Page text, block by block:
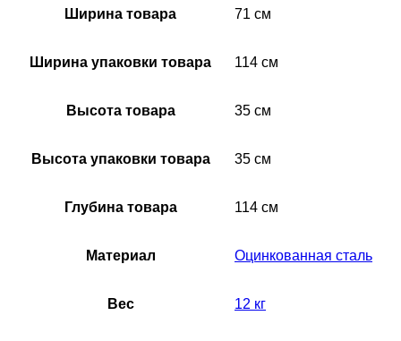
Ширина товара 71 см
Ширина упаковки товара 114 см
Высота товара 35 см
Высота упаковки товара 35 см
Глубина товара 114 см
Материал Оцинкованная сталь
Вес 12 кг